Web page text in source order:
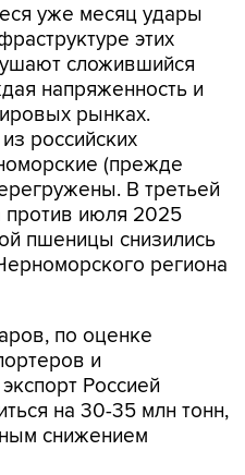
уже месяц удары
этих
сложившийся
напряженность и
рынках.
российских
(прежде
В третьей
июля 2025
пшеницы снизились
региона
по оценке
и
Россией
на 30-35 млн тонн,
снижением